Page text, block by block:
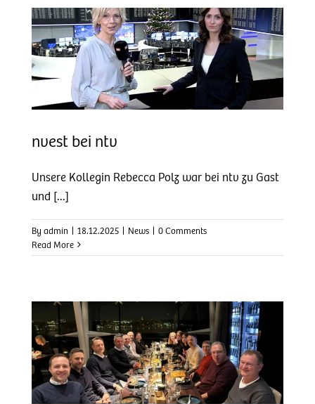
nvest bei ntv
Unsere Kollegin Rebecca Polz war bei ntv zu Gast
und [...]
By admin | 18.12.2025 | News | 0 Comments
Read More